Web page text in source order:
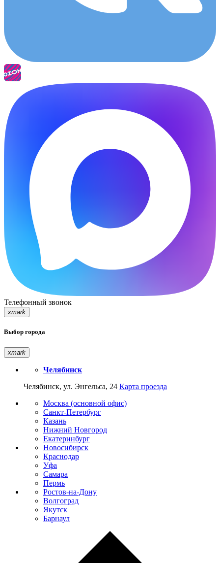
Телефонный звонок
xmark
Выбор города
xmark
Челябинск
Челябинск, ул. Энгельса, 24 Карта проезда
Москва (основной офис)
Санкт-Петербург
Казань
Нижний Новгород
Екатеринбург
Новосибирск
Краснодар
Уфа
Самара
Пермь
Ростов-на-Дону
Волгоград
Якутск
Барнаул